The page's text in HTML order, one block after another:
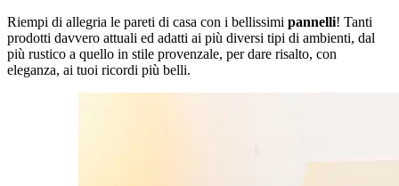
Riempi di allegria le pareti di casa con i bellissimi pannelli! Tanti
prodotti davvero attuali ed adatti ai più diversi tipi di ambienti, dal
più rustico a quello in stile provenzale, per dare risalto, con
eleganza, ai tuoi ricordi più belli.